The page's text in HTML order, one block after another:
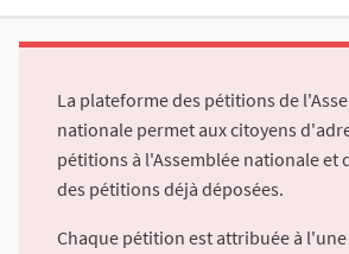
La plateforme des pétitions de
nationale permet aux citoyens
pétitions à l'Assemblée nationale et
des pétitions déjà déposées.
Chaque pétition est attribuée à